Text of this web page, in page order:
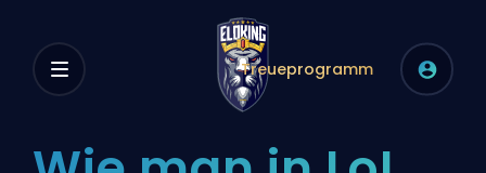
Treueprogramm